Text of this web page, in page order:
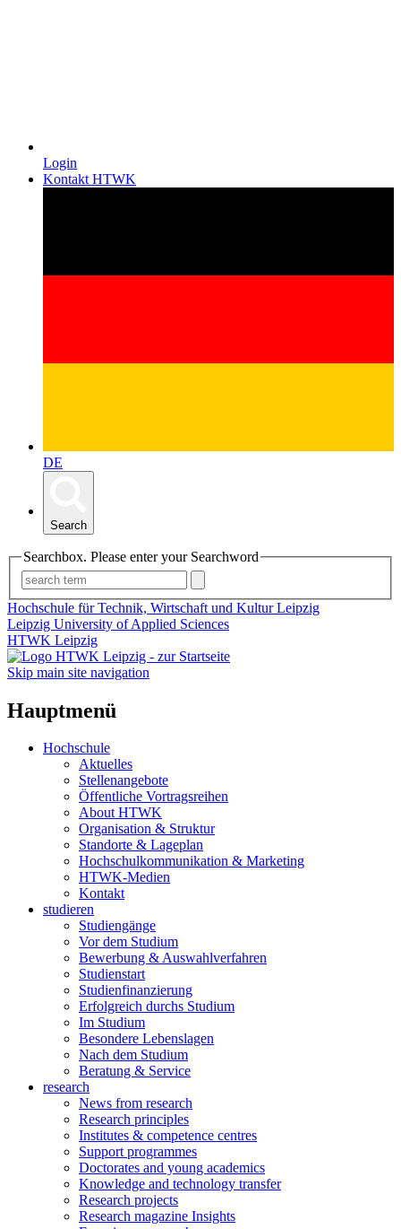
Login
Kontakt HTWK
DE
Search
Searchbox. Please enter your Searchword
Hochschule für Technik, Wirtschaft und Kultur Leipzig
Leipzig University of Applied Sciences
HTWK Leipzig
Skip main site navigation
Hauptmenü
Hochschule
Aktuelles
Stellenangebote
Öffentliche Vortragsreihen
About HTWK
Organisation & Struktur
Standorte & Lageplan
Hochschulkommunikation & Marketing
HTWK-Medien
Kontakt
studieren
Studiengänge
Vor dem Studium
Bewerbung & Auswahlverfahren
Studienstart
Studienfinanzierung
Erfolgreich durchs Studium
Im Studium
Besondere Lebenslagen
Nach dem Studium
Beratung & Service
research
News from research
Research principles
Institutes & competence centres
Support programmes
Doctorates and young academics
Knowledge and technology transfer
Research projects
Research magazine Insights